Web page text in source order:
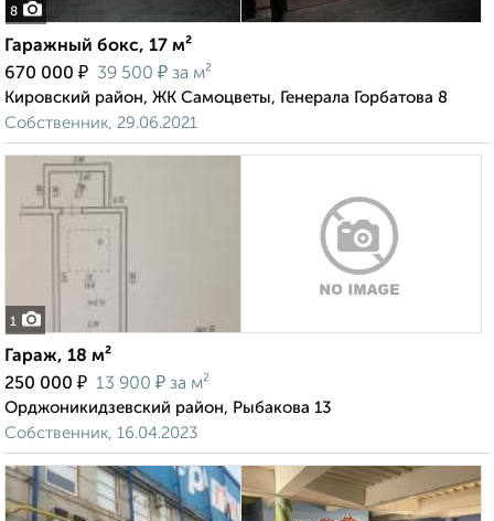
8
Гаражный бокс, 17 м²
670 000 ₽ 39 500 ₽ за м²
Кировский район, ЖК Самоцветы, Генерала Горбатова 8
Собственник, 29.06.2021
1
Гараж, 18 м²
250 000 ₽ 13 900 ₽ за м²
Орджоникидзевский район, Рыбакова 13
Собственник, 16.04.2023